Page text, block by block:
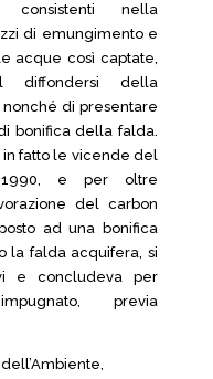
nella
di emungimento e
acque così captate,
della
nonché di presentare
bonifica della falda.
fatto le vicende del
e per oltre
del carbon
ad una bonifica
la falda acquifera, si
e concludeva per
previa